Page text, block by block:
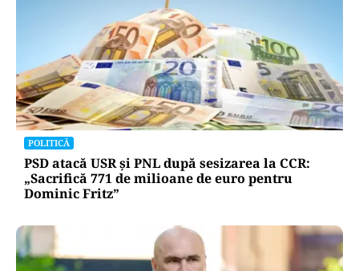
POLITICĂ
PSD atacă USR și PNL după sesizarea la CCR:
„Sacrifică 771 de milioane de euro pentru
Dominic Fritz”